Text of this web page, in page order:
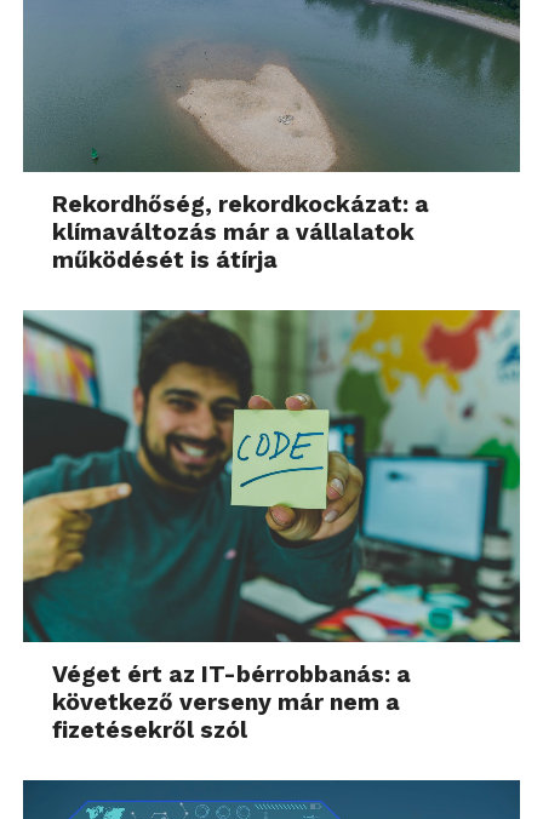
Rekordhőség, rekordkockázat: a
klímaváltozás már a vállalatok
működését is átírja
Véget ért az IT-bérrobbanás: a
következő verseny már nem a
fizetésekről szól